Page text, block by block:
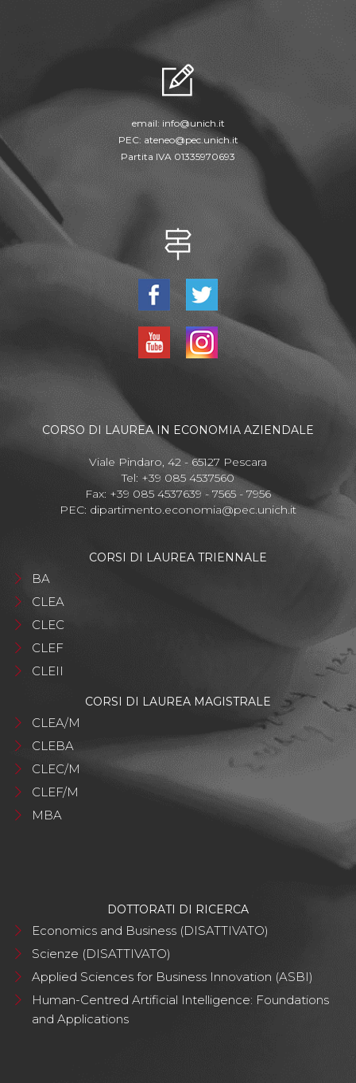
email: info@unich.it
PEC: ateneo@pec.unich.it
Partita IVA 01335970693
CORSO DI LAUREA IN ECONOMIA AZIENDALE
Viale Pindaro, 42 - 65127 Pescara
Tel: +39 085 4537560
Fax: +39 085 4537639 - 7565 - 7956
PEC: dipartimento.economia@pec.unich.it
CORSI DI LAUREA TRIENNALE
BA
CLEA
CLEC
CLEF
CLEII
CORSI DI LAUREA MAGISTRALE
CLEA/M
CLEBA
CLEC/M
CLEF/M
MBA
DOTTORATI DI RICERCA
Economics and Business (DISATTIVATO)
Scienze (DISATTIVATO)
Applied Sciences for Business Innovation (ASBI)
Human-Centred Artificial Intelligence: Foundations
and Applications